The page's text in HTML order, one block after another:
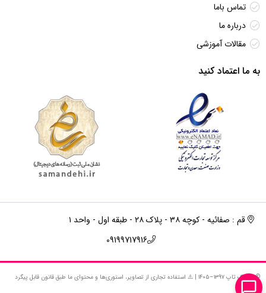
تماس باما
درباره ما
مقالات آموزشی
به ما اعتماد کنید
قم : صفائیه - کوچه ۳۸ - پلاک ۲۸ - طبقه اول - واحد ۱
09199717916
© استوک‌ تاپ ۱۳۹۷–۱۴۰۵ | ⚠️ استفاده تجاری از تصاویر، استوری‌ها و محتوای ما طبق قانون قابل پیگرد
است.